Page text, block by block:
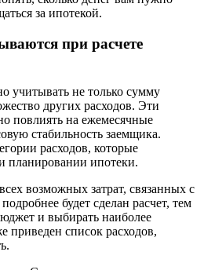
за ипотекой.
при расчете
учитывать не только сумму
других расходов. Эти
повлиять на ежемесячные
стабильность заемщика.
расходов, которые
планировании ипотеки.
возможных затрат, связанных с
будет сделан расчет, тем
и выбирать наиболее
приведен список расходов,